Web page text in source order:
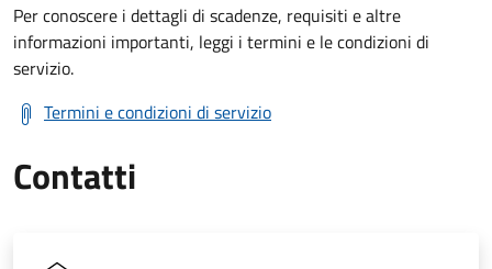
Per conoscere i dettagli di scadenze, requisiti e altre
informazioni importanti, leggi i termini e le condizioni di
servizio.
Termini e condizioni di servizio
Contatti